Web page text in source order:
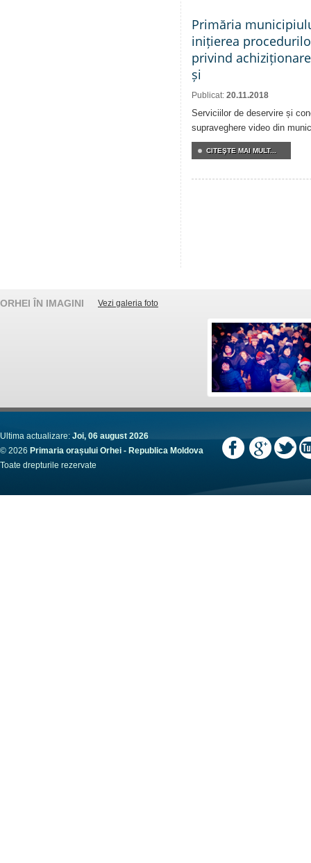
Primăria
inițierea
privind
și
Publicat: 20.11.2018
Serviciilor de deservire și
supraveghere video din
CITEŞTE MAI MULT...
ORHEI ÎN IMAGINI Vezi galeria foto
Ultima actualizare: Joi, 06 august 2026
© 2026 Primaria orașului Orhei - Republica Moldova
Toate drepturile rezervate